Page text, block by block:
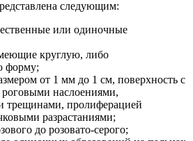
следующим:
или одиночные
круглую, либо
форму;
от 1 мм до 1 см, поверхность с
наслоениями,
трещинами, пролиферацией
разрастаниями;
до розовато-серого;